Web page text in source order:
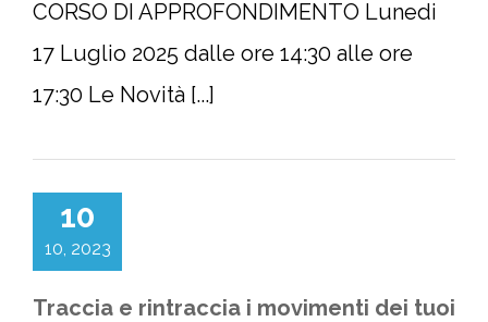
CORSO DI APPROFONDIMENTO Lunedi
17 Luglio 2025 dalle ore 14:30 alle ore
17:30 Le Novità [...]
10
10, 2023
Traccia e rintraccia i movimenti dei tuoi